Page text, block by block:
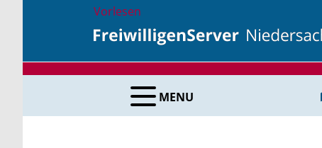
Vorlesen
MENU